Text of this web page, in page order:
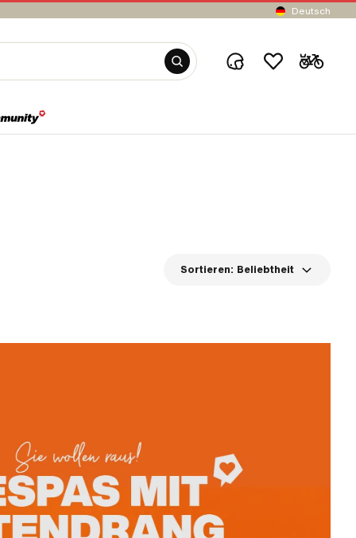
Deutsch
Sortieren: Beliebtheit